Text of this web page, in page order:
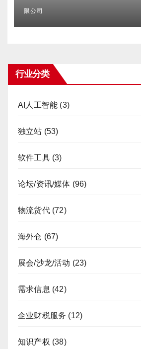
限公司
行业分类
AI人工智能 (3)
独立站 (53)
软件工具(3)
论坛/资讯/媒体 (96)
物流货代(72)
海外仓 (67)
展会/沙龙/活动 (23)
需求信息 (42)
企业财税服务 (12)
知识产权 (38)